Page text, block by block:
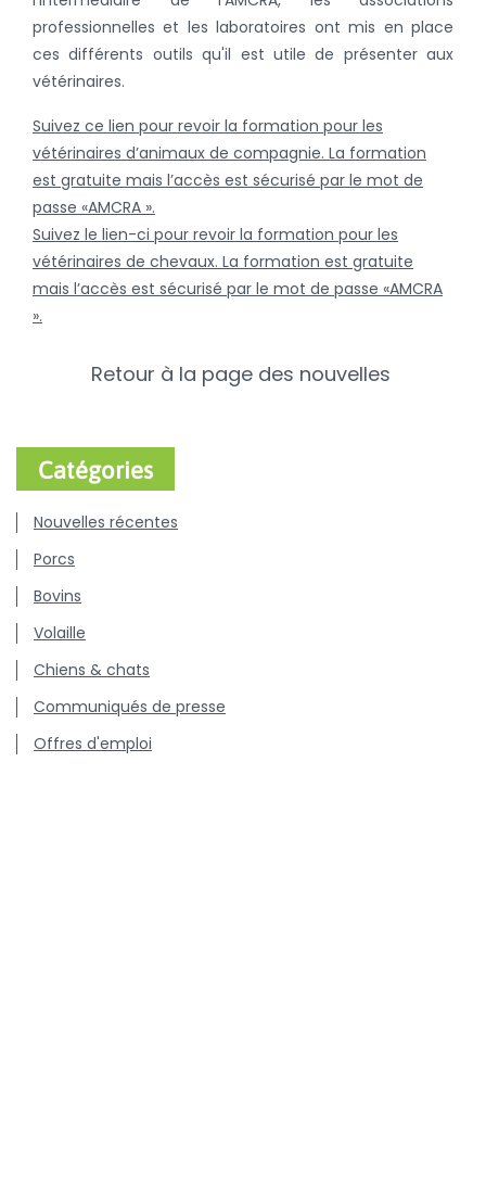
professionnelles et les laboratoires ont mis en place
ces différents outils qu'il est utile de présenter aux
vétérinaires.
Suivez ce lien pour revoir la formation pour les
vétérinaires d’animaux de compagnie. La formation
est gratuite mais l’accès est sécurisé par le mot de
passe «AMCRA ».
Suivez le lien-ci pour revoir la formation pour les
vétérinaires de chevaux. La formation est gratuite
mais l’accès est sécurisé par le mot de passe «AMCRA
».
Retour à la page des nouvelles
Catégories
Nouvelles récentes
Porcs
Bovins
Volaille
Chiens & chats
Communiqués de presse
Offres d'emploi